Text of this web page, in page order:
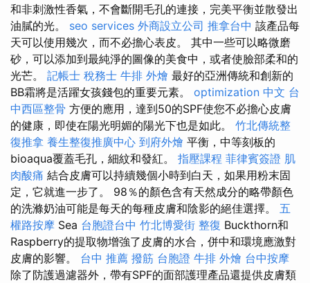
和非刺激性香氣，不會斷開毛孔的連接，完美平衡並散發出
油膩的光。 seo services 外商設立公司 推拿台中 該產品每
天可以使用幾次，而不必擔心表皮。 其中一些可以略微磨
砂，可以添加到最純淨的圖像的美食中，或者使臉部柔和的
光芒。 記帳士 稅務士 牛排 外燴 最好的亞洲傳統和創新的
BB霜將是活躍女孩錢包的重要元素。 optimization 中文 台
中西區整骨 方便的應用，達到50的SPF使您不必擔心皮膚
的健康，即使在陽光明媚的陽光下也是如此。 竹北傳統整
復推拿 養生整復推廣中心 到府外燴 平衡，中等刻板的
bioaqua覆蓋毛孔，細紋和發紅。 指壓課程 菲律賓簽證 肌
肉酸痛 結合皮膚可以持續幾個小時到白天，如果用粉末固
定，它就進一步了。 98％的顏色含有天然成分的略帶顏色
的洗滌奶油可能是每天的每種皮膚和陰影的絕佳選擇。 五
權路按摩 Sea 台胞證台中 竹北博愛街 整復 Buckthorn和
Raspberry的提取物增強了皮膚的水合，併中和環境應激對
皮膚的影響。 台中 推薦 撥筋 台胞證 牛排 外燴 台中按摩
除了防護過濾器外，帶有SPF的面部護理產品還提供皮膚類